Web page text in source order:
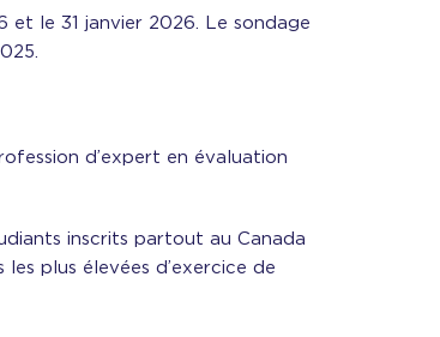
et le 31 janvier 2026. Le sondage
d’expert en évaluation
inscrits partout au Canada
plus élevées d’exercice de